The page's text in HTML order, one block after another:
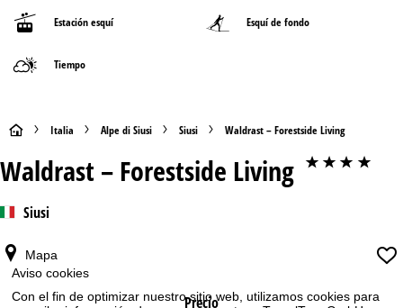
Aviso cookies
Con el fin de optimizar nuestro sitio web, utilizamos cookies para
Estación esquí Esquí de fondo
Tiempo
P
á
n
Italia Alpe di Siusi Siusi Waldrast – Forestside Living
Waldrast – Forestside Living ****
Siusi
Mapa
Precio